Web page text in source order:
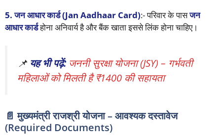
5. जन आधार कार्ड (Jan Aadhaar Card):- परिवार के पासजन
आधार कार्डहोना अनिवार्य है और बैंक खाता इससे लिंक होना चाहिए।
📌 यह भी पढ़ें: जननी सुरक्षा योजना (JSY) – गर्भवती
महिलाओं को मिलती है ₹1400 की सहायता
📄 मुख्यमंत्री राजश्री योजना – आवश्यक दस्तावेज
(Required Documents)